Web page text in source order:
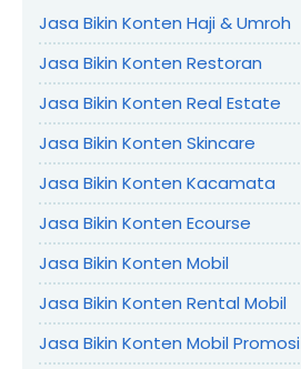
Jasa Bikin Konten Haji & Umroh
Jasa Bikin Konten Restoran
Jasa Bikin Konten Real Estate
Jasa Bikin Konten Skincare
Jasa Bikin Konten Kacamata
Jasa Bikin Konten Ecourse
Jasa Bikin Konten Mobil
Jasa Bikin Konten Rental Mobil
Jasa Bikin Konten Mobil Promosi